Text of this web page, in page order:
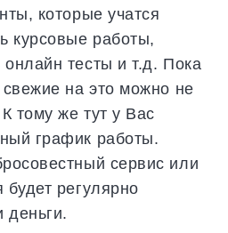
которые учатся
курсовые работы,
тесты и т.д. Пока
свежие на это можно не
тому же тут у Вас
график работы.
сервис или
регулярно
деньги.